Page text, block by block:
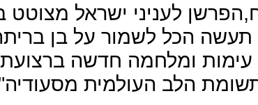
לעניני ישראל
הכל לשמור על בן
ומלחמה חדשה ברצועת
הלב העולמית